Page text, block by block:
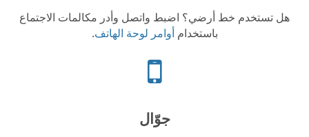
هل تستخدم خط أرضي؟ اضبط واتصل وأدر مكالمات الاجتماع
باستخدامأوامر لوحة الهاتف.
أيقونة
الهاتف
جوّال